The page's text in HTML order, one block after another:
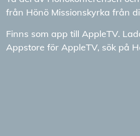
från Hönö Missionskyrka från
Finns som app till AppleTV.
Appstore för AppleTV, sök på